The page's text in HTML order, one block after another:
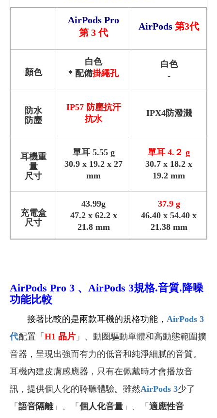
AirPods Pro
第 3 代
AirPods 第3代
顏色
白色
* 配備掛繩孔
白色
-
防水
防塵
IP57 防塵抗汗
抗水
IPX4防潑濺
耳機重
量
尺寸
單耳 5.55 g
30.9 x 19.2 x 27
mm
單耳 4.２ g
30.7 x 18.2 x
19.2 mm
充電盒
尺寸
43.99g
47.2 x 62.2 x
21.8 mm
37.9 g
46.40 x 54.40 x
21.38 mm
AirPods Pro 3 、AirPods 3規格.音質.降噪
功能比較
接著比較的是兩款耳機的規格功能， AirPods 3
代配置「 H1 晶片 」、動圈驅動單體和高動態範圍擴
音器，呈現出強而有力的低音和純淨細膩的音質。
耳機內建皮膚感應器，只有在佩戴時才會播放音
訊，提供個人化的聆聽體驗。雖然AirPods 3少了
「 語音隔離」、「 個人化音量 」、「 適應性音